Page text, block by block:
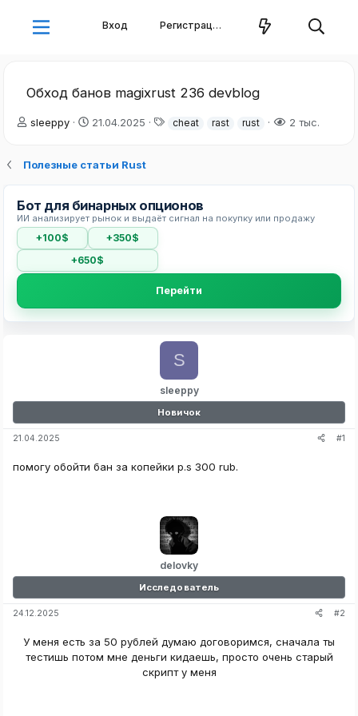
Вход Регистрация
Обход банов magixrust 236 devblog
А
о
е
м
ы
sleeppy
Д
а
ч
а
а
21.04.2025
Тcheat rast rust 2 тыс.
Полезные статьи Rust
Бот для бинарных опционов
ИИ анализирует рынок и выдаёт сигнал на покупку или продажу
+100$
+350$
+650$
Перейти
sleeppy
S
Новичок
21.04.2025 #1
помогу обойти бан за копейки p.s 300 rub.
delovky
Исследователь
24.12.2025 #2
У меня есть за 50 рублей думаю договоримся, сначала ты
тестишь потом мне деньги кидаешь, просто очень старый
скрипт у меня​